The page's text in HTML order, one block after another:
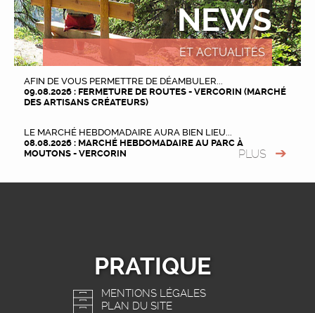
NEWS
ET ACTUALITÉS
AFIN DE VOUS PERMETTRE DE DÉAMBULER...
09.08.2026 : FERMETURE DE ROUTES - VERCORIN (MARCHÉ
DES ARTISANS CRÉATEURS)
LE MARCHÉ HEBDOMADAIRE AURA BIEN LIEU...
08.08.2026 : MARCHÉ HEBDOMADAIRE AU PARC À
MOUTONS - VERCORIN
PLUS
PRATIQUE
MENTIONS LÉGALES
PLAN DU SITE